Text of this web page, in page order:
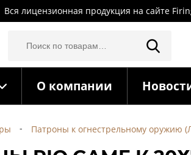
Вся лицензионная продукция на сайте
О компании
Патроны к огнестрельному оружию